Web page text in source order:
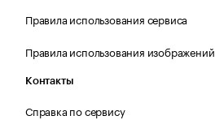
Правила использования сервиса
Правила использования изображений
Контакты
Справка по сервису